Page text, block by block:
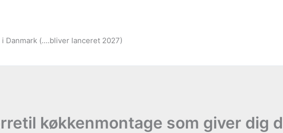
Danmark (....bliver lanceret 2027)
køkkenmontage som giver dig